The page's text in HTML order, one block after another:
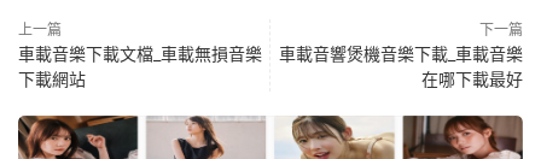
上一篇
車載音樂下載文檔_車載無損音樂
下載網站
下一篇
車載音響煲機音樂下載_車載音樂
在哪下載最好